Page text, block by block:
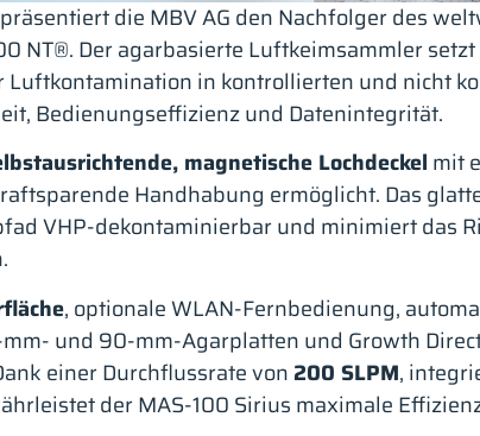
präsentiert die MBV AG den Nachfolger des
NT®. Der agarbasierte Luftkeimsammler
in kontrollierten und nicht
Bedienungseffizienz und Datenintegrität.
magnetische Lochdeckel mit
Handhabung ermöglicht. Das
VHP-dekontaminierbar und minimiert das
, optionale WLAN-Fernbedienung,
und 90-mm-Agarplatten und Growth
einer Durchflussrate von 200 SLPM,
der MAS-100 Sirius maximale